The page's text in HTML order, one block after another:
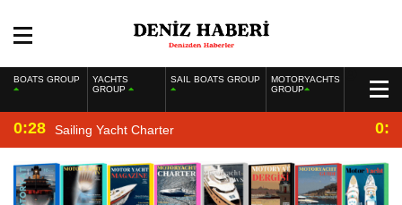
BOATS GROUP
YACHTS
GROUP
SAIL BOATS GROUP
MOTORYACHTS
GROUP
0:28 Sailing Yacht Charter